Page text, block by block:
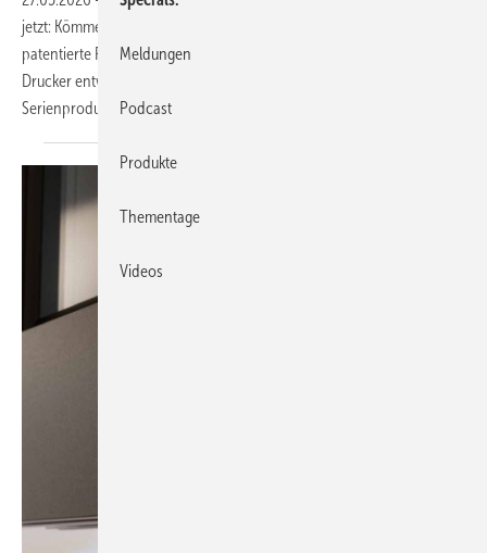
jetzt: Kömmerling PrintFlow von der profine Group ist das erste
patentierte PVC-Filament seiner Art und wurde speziell für FDM-/FFF-
Drucker entwickelt. Das Material soll sowohl Kleinserien als auch
Serienproduktionenermöglichen.
Meldungen
Podcast
Produkte
Thementage
Videos